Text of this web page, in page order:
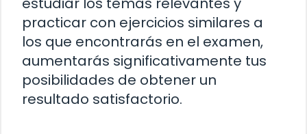
practicar con ejercicios similares a
los que encontrarás en el examen,
aumentarás significativamente tus
posibilidades de obtener un
resultado satisfactorio.